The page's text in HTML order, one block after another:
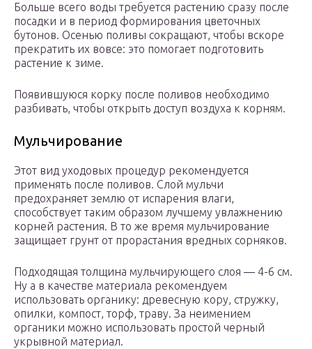
Больше всего воды требуется растению сразу после
посадки и в период формирования цветочных
бутонов. Осенью поливы сокращают, чтобы вскоре
прекратить их вовсе: это помогает подготовить
растение к зиме.
Появившуюся корку после поливов необходимо
разбивать, чтобы открыть доступ воздуха к корням.
Мульчирование
Этот вид уходовых процедур рекомендуется
применять после поливов. Слой мульчи
предохраняет землю от испарения влаги,
способствует таким образом лучшему увлажнению
корней растения. В то же время мульчирование
защищает грунт от прорастания вредных сорняков.
Подходящая толщина мульчирующего слоя — 4-6 см.
Ну а в качестве материала рекомендуем
использовать органику: древесную кору, стружку,
опилки, компост, торф, траву. За неимением
органики можно использовать простой черный
укрывной материал.